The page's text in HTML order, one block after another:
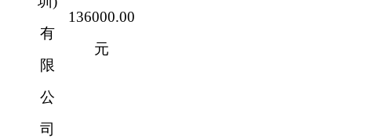
有
限
公
司
136000.00
元